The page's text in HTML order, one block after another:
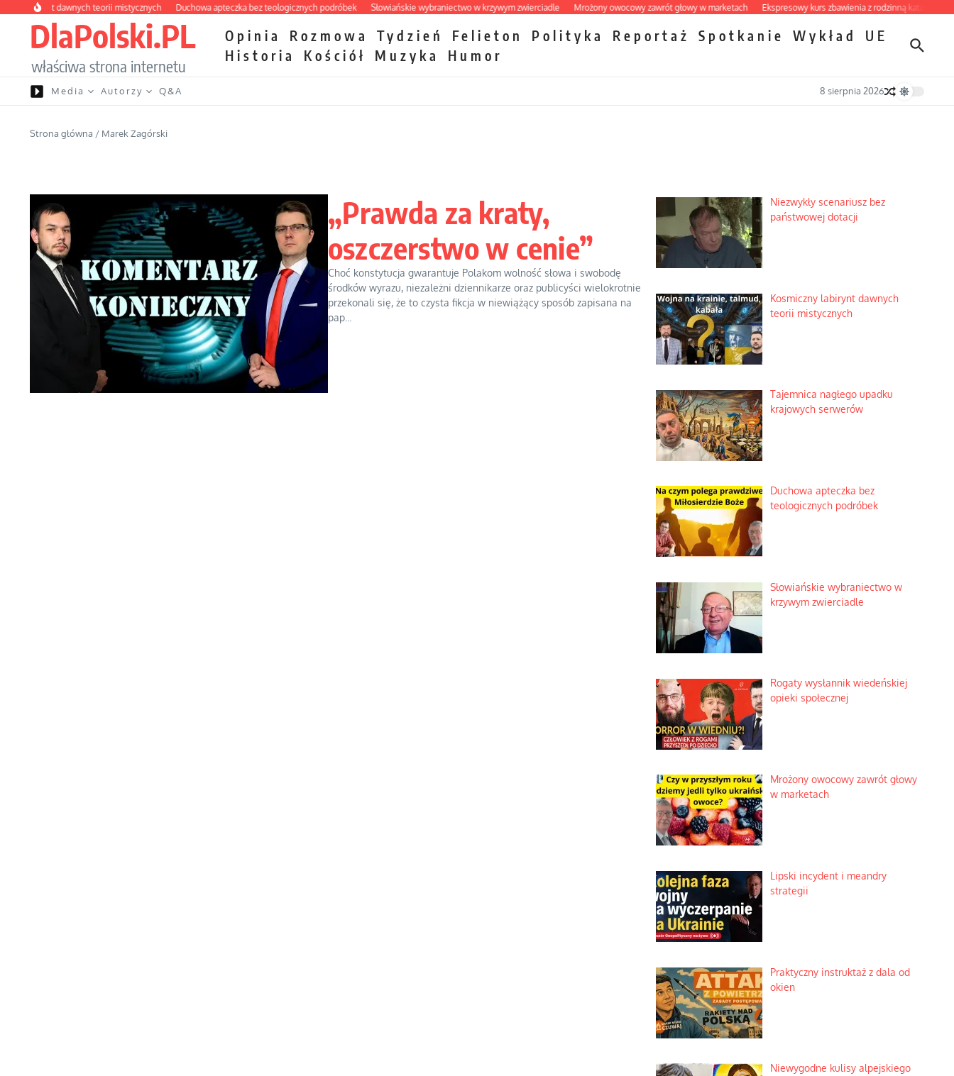
Przejdź do treści
labirynt dawnych teorii mistycznych Duchowa apteczka bez teologicznych podróbek Słowiańskie wybraniectwo w krzywym zwierciadle Mrożony owocowy zawrót głowy w marketach Ekspresowy kurs zbawienia z rodzinną katastrofą
DlaPolski.PL
właściwa strona internetu
Opinia Rozmowa Tydzień Felieton Polityka Reportaż Spotkanie Wykład
UE
Historia
Kościół Muzyka Humor
Media Autorzy Q&A 8 sierpnia 2026
Strona główna / Marek Zagórski
„Prawda za kraty,
oszczerstwo w cenie”
Choć konstytucja gwarantuje Polakom wolność słowa i swobodę
środków wyrazu, niezależni dziennikarze oraz publicyści wielokrotnie
przekonali się, że to czysta fikcja w niewiążący sposób zapisana na
pap...
Niezwykły scenariusz bez
państwowej dotacji
Kosmiczny labirynt dawnych
teorii mistycznych
Tajemnica nagłego upadku
krajowych serwerów
Duchowa apteczka bez
teologicznych podróbek
Słowiańskie wybraniectwo w
krzywym zwierciadle
Rogaty wysłannik wiedeńskiej
opieki społecznej
Mrożony owocowy zawrót głowy
w marketach
Lipski incydent i meandry
strategii
Praktyczny instruktaż z dala od
okien
Niewygodne kulisy alpejskiego